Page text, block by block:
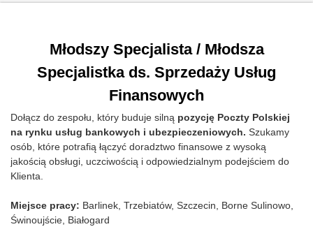
Młodszy Specjalista / Młodsza
Specjalistka ds. Sprzedaży Usług
Finansowych
Dołącz do zespołu, który buduje silną pozycję Poczty Polskiej
na rynku usług bankowych i ubezpieczeniowych. Szukamy
osób, które potrafią łączyć doradztwo finansowe z wysoką
jakością obsługi, uczciwością i odpowiedzialnym podejściem do
Klienta.
Miejsce pracy: Barlinek, Trzebiatów, Szczecin, Borne Sulinowo,
Świnoujście, Białogard​